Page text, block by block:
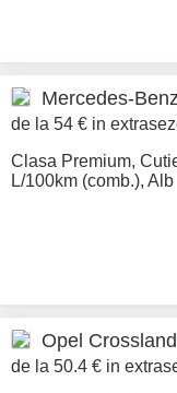
Mercedes-Benz
de la 54 € in
Clasa Premium,
L/100km (comb.), Alb
Opel
de la 50.4 € in